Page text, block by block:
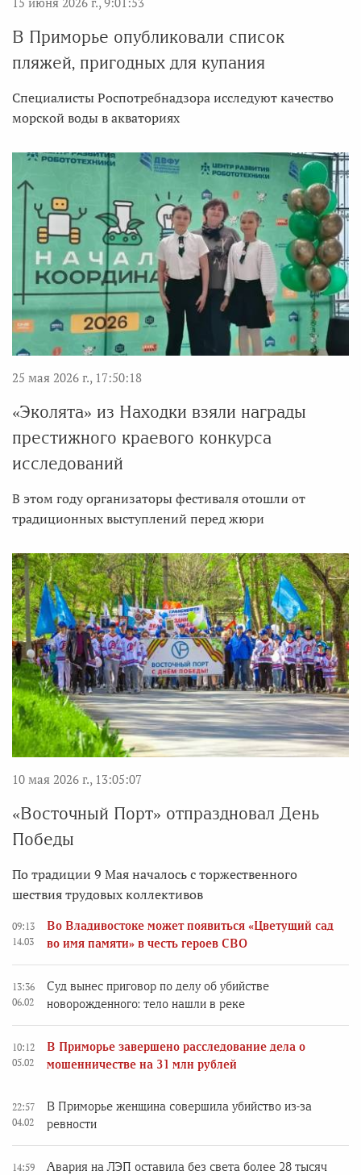
В Приморье опубликовали список
пляжей, пригодных для купания
Специалисты Роспотребнадзора исследуют качество
морской воды в акваториях
25 мая 2026 г., 17:50:18
«Эколята» из Находки взяли награды
престижного краевого конкурса
исследований
В этом году организаторы фестиваля отошли от
традиционных выступлений перед жюри
10 мая 2026 г., 13:05:07
«Восточный Порт» отпраздновал День
Победы
По традиции 9 Мая началось с торжественного
шествия трудовых коллективов
09:13
14.03
Во Владивостоке может появиться «Цветущий сад
во имя памяти» в честь героев СВО
13:36
06.02
Суд вынес приговор по делу об убийстве
новорожденного: тело нашли в реке
10:12
05.02
В Приморье завершено расследование дела о
мошенничестве на 31 млн рублей
22:57
04.02
В Приморье женщина совершила убийство из-за
ревности
14:59
Авария на ЛЭП оставила без света более 28 тысяч